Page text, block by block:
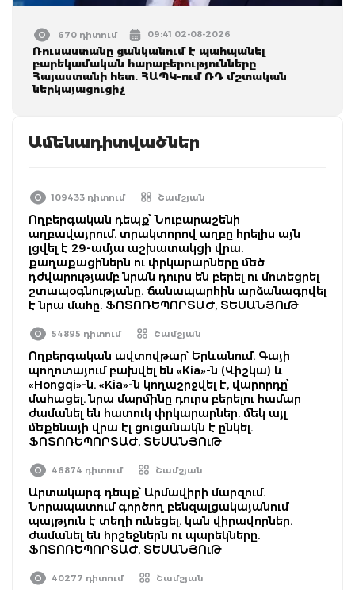
670 դիտում 09:41 02-08-2026
Ռուսաստանը ցանկանում է պահպանել
բարեկամական հարաբերությունները
Հայաստանի հետ. ՀԱՊԿ-ում ՌԴ մշտական
ներկայացուցիչ
Ամենադիտվածներ
109433 դիտում Շամշյան
Ողբերգական դեպք՝ Նուբարաշենի
աղբավայրում. տրակտորով աղբը հրելիս այն
լցվել է 29-ամյա աշխատակցի վրա.
քաղաքացիներն ու փրկարարները մեծ
դժվարությամբ նրան դուրս են բերել ու մոտեցրել
շտապօգնությանը. ճանապարհին արձանագրվել
է նրա մահը. ՖՈՏՈՌԵՊՈՐՏԱԺ, ՏԵՍԱՆՅՈւԹ
54895 դիտում Շամշյան
Ողբերգական ավտովթար՝ Երևանում. Գայի
պողոտայում բախվել են «Kia»-ն (Վիշկա) և
«Hongqi»-ն. «Kia»-ն կողաշրջվել է, վարորդը՝
մահացել. նրա մարմինը դուրս բերելու համար
ժամանել են հատուկ փրկարարներ. մեկ այլ
մեքենայի վրա էլ ցուցանակն է ընկել.
ՖՈՏՈՌԵՊՈՐՏԱԺ, ՏԵՍԱՆՅՈւԹ
46874 դիտում Շամշյան
Արտակարգ դեպք՝ Արմավիրի մարզում.
Նորապատում գործող բենզալցակայանում
պայթյուն է տեղի ունեցել. կան վիրավորներ.
ժամանել են հրշեջներն ու պարեկները.
ՖՈՏՈՌԵՊՈՐՏԱԺ, ՏԵՍԱՆՅՈւԹ
40277 դիտում Շամշյան